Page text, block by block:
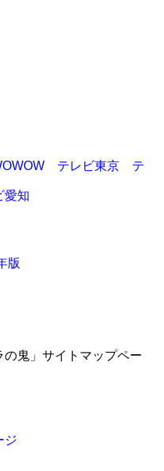
テレビ東京 テ
知
版
鬼」サイトマップペー
ジ